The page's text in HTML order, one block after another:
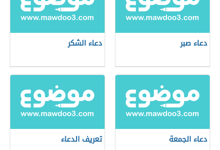
دعاء صبر دعاء الشكر
دعاء الجمعة تعريف الدعاء